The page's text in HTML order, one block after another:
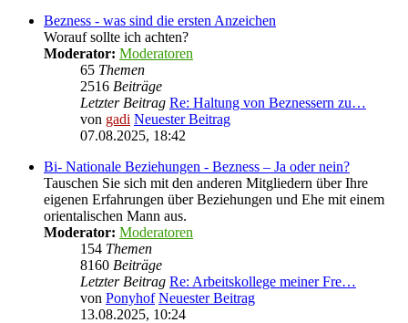
Bezness - was sind die ersten Anzeichen
Worauf sollte ich achten?
Moderator: Moderatoren
65 Themen
2516 Beiträge
Letzter Beitrag Re: Haltung von Beznessern zu…
von gadi Neuester Beitrag
07.08.2025, 18:42
Bi- Nationale Beziehungen - Bezness – Ja oder nein?
Tauschen Sie sich mit den anderen Mitgliedern über Ihre
eigenen Erfahrungen über Beziehungen und Ehe mit einem
orientalischen Mann aus.
Moderator: Moderatoren
154 Themen
8160 Beiträge
Letzter Beitrag Re: Arbeitskollege meiner Fre…
von Ponyhof Neuester Beitrag
13.08.2025, 10:24